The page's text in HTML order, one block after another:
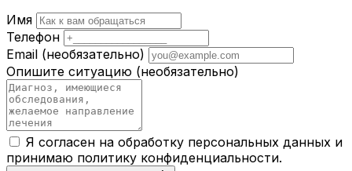
Имя
Телефон
Email (необязательно)
Опишите ситуацию (необязательно)
Я согласен на обработку персональных данных и
принимаю политику конфиденциальности.